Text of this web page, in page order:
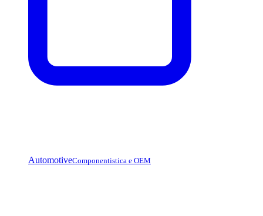
AutomotiveComponentistica e OEM